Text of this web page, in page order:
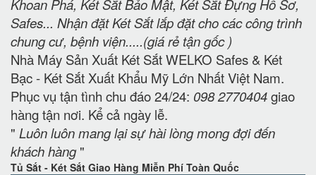
Khoan Phá, Két Sắt Bảo Mật, Két Sắt Đựng Hồ Sơ,
Safes... Nhận đặt Két Sắt lắp đặt cho các công trình
chung cư, bệnh viện.....(giá rẻ tận gốc )
Nhà Máy Sản Xuất Két Sắt WELKO Safes & Két
Bạc - Két Sắt Xuất Khẩu Mỹ Lớn Nhất Việt Nam.
Phục vụ tận tình chu đáo 24/24: 098 2770404giao
hàng tận nơi. Kể cả ngày lễ.
" Luôn luôn mang lại sự hài lòng mong đợi đến
khách hàng"
Tủ Sắt - Két Sắt Giao Hàng Miễn Phí Toàn Quốc